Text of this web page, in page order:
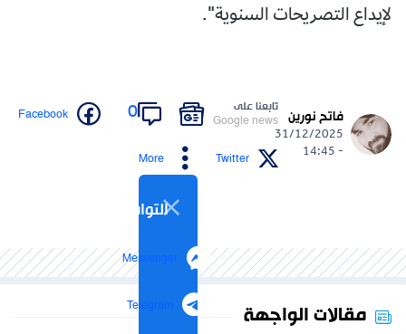
لإيداع التصريحات السنوية".
فاتح نورين
31/12/2025
- 14:45
تابعنا على
Google news
0
Facebook
Twitter
More
التواصل الاجتماعي
Messenger
Telegram مقالات الواجهة